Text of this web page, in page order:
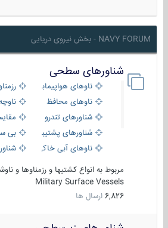
NAVY FORUM - بخش نیروی دریایی
شناورهای سطحی
ناوهای هواپیمابر و بالگرد بر
ناوهای محافظ
شناورهای تندرو
شناورهای پشتیبانی
بی
ناوهای آبی خاکی و نیروبر
مربوط به انواع کشتیها و رزمناوها و
Military Surface Vessels
6,826 ارسال ها